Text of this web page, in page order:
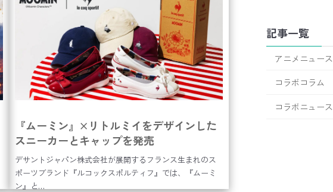
『ムーミン』×リトルミイをデザインした
スニーカーとキャップを発売
デサントジャパン株式会社が展開するフランス生まれのス
ポーツブランド『ルコックスポルティフ』では、『ムーミ
ン』と…
記事一覧
アニメニュース
コラボコラム
コラボニュース